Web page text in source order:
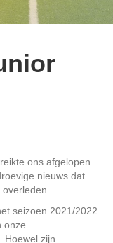
ons afgelopen
nieuws dat
seizoen 2021/2022
onze
Hoewel zijn